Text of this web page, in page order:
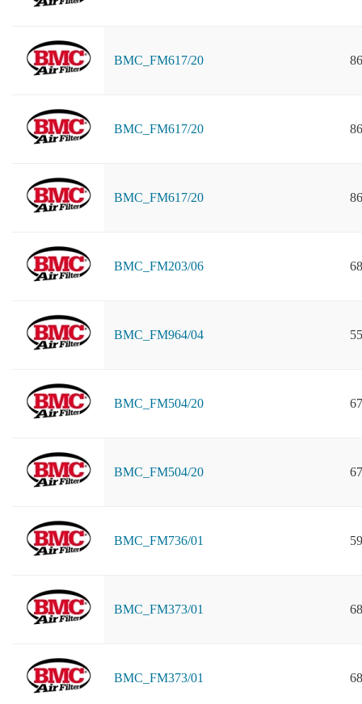
BMC_FM617/20
BMC_FM617/20
BMC_FM617/20
BMC_FM203/06
BMC_FM964/04
BMC_FM504/20
BMC_FM504/20
BMC_FM736/01
BMC_FM373/01
BMC_FM373/01